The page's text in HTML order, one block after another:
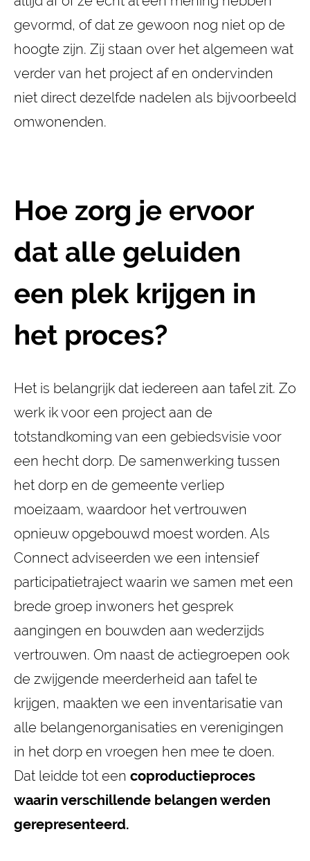
gevormd, of dat ze gewoon nog niet op de
hoogte zijn. Zij staan over het algemeen wat
verder van het project af en ondervinden
niet direct dezelfde nadelen als bijvoorbeeld
omwonenden.
Hoe zorg je ervoor
dat alle geluiden
een plek krijgen in
het proces?
Het is belangrijk dat iedereen aan tafel zit. Zo
werk ik voor een project aan de
totstandkoming van een gebiedsvisie voor
een hecht dorp. De samenwerking tussen
het dorp en de gemeente verliep
moeizaam, waardoor het vertrouwen
opnieuw opgebouwd moest worden. Als
Connect adviseerden we een intensief
participatietraject waarin we samen met een
brede groep inwoners het gesprek
aangingen en bouwden aan wederzijds
vertrouwen. Om naast de actiegroepen ook
de zwijgende meerderheid aan tafel te
krijgen, maakten we een inventarisatie van
alle belangenorganisaties en verenigingen
in het dorp en vroegen hen mee te doen.
Dat leidde tot een coproductieproces
waarin verschillende belangen werden
gerepresenteerd.